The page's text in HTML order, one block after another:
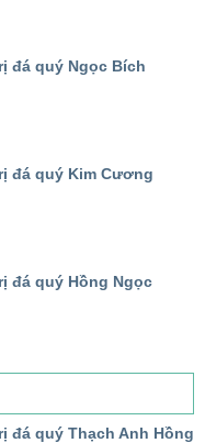
đá quý Ngọc Bích
đá quý Kim Cương
đá quý Hồng Ngọc
đá quý Thạch Anh Hồng